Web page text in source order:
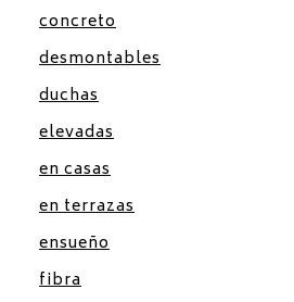
concreto
desmontables
duchas
elevadas
en casas
en terrazas
ensueño
fibra